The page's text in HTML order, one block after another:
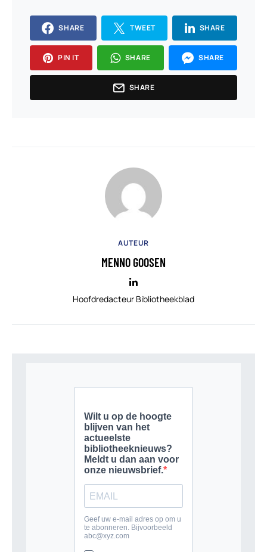
SHARE TWEET SHARE
PIN IT SHARE SHARE
SHARE
AUTEUR
MENNO GOOSEN
Hoofdredacteur Bibliotheekblad